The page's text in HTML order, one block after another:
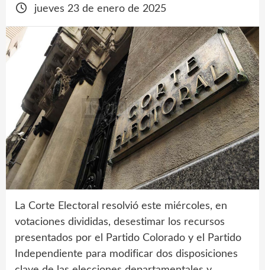
jueves 23 de enero de 2025
La Corte Electoral resolvió este miércoles, en
votaciones divididas, desestimar los recursos
presentados por el Partido Colorado y el Partido
Independiente para modificar dos disposiciones